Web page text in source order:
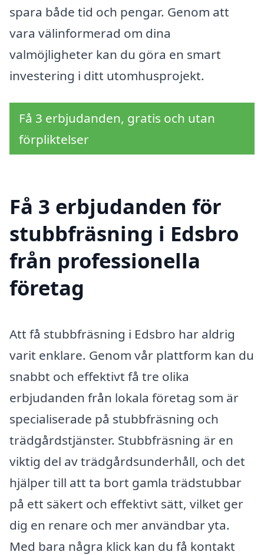
spara både tid och pengar. Genom att
vara välinformerad om dina
valmöjligheter kan du göra en smart
investering i ditt utomhusprojekt.
Få 3 erbjudanden, gratis och utan
förpliktelser
Få 3 erbjudanden för
stubbfräsning i Edsbro
från professionella
företag
Att få stubbfräsning i Edsbro har aldrig
varit enklare. Genom vår plattform kan du
snabbt och effektivt få tre olika
erbjudanden från lokala företag som är
specialiserade på stubbfräsning och
trädgårdstjänster. Stubbfräsning är en
viktig del av trädgårdsunderhåll, och det
hjälper till att ta bort gamla trädstubbar
på ett säkert och effektivt sätt, vilket ger
dig en renare och mer användbar yta.
Med bara några klick kan du få kontakt